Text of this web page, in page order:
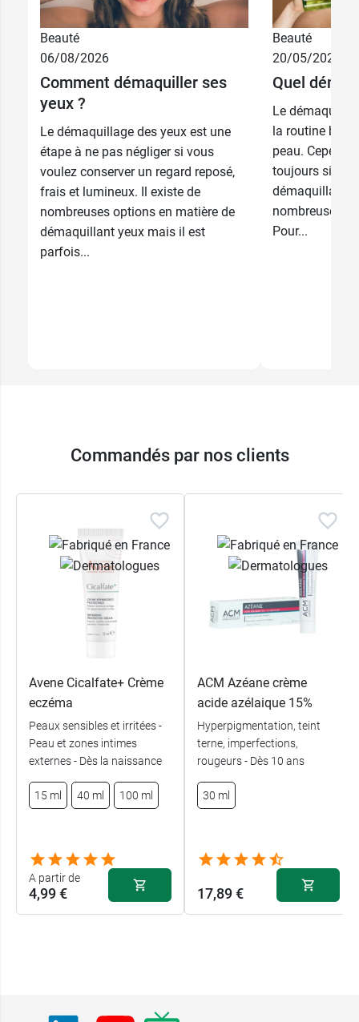
Beauté
06/08/2026
Comment démaquiller ses
yeux ?
Le démaquillage des yeux est une
étape à ne pas négliger si vous
voulez conserver un regard reposé,
frais et lumineux. Il existe de
nombreuses options en matière de
démaquillant yeux mais il est
parfois...
Beauté
20/05/2026
Quel
Le
la routine
peau.
toujours
démaquillant
nombreuses
Pour...
Commandés par nos clients
Avene Cicalfate+ Crème
eczéma
Peaux sensibles et irritées -
Peau et zones intimes
externes - Dès la naissance
15 ml 40 ml 100 ml
A partir de
4,99 €
ACM Azéane crème
acide azélaique 15%
Hyperpigmentation, teint
terne, imperfections,
rougeurs - Dès 10 ans
30 ml
17,89 €